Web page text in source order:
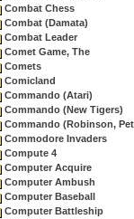
Combat Chess
Combat (Damata)
Combat Leader
Comet Game, The
Comets
Comicland
Commando (Atari)
Commando (New Tigers)
Commando (Robinson,
Commodore Invaders
Compute 4
Computer Acquire
Computer Ambush
Computer Baseball
Computer Battleship